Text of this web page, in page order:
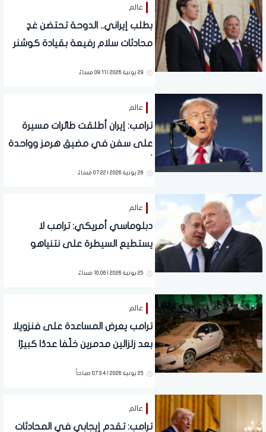
عالم
بطلب إيراني.. الدوحة تحتضن غدٍ
محادثات سلام رفيعة بقيادة كوشنر
29 يونية 2026 | 09:11 مساءً
عالم
ترامب: إيران أطلقت طائرات مسيرة
على سفن في مضيق هرمز وواحدة
26 يونية 2026 | 07:22 مساءً
عالم
دبلوماسي أمريكي: ترامب لا
يستطيع السيطرة على نتنياهو
25 يونية 2026 | 10:06 مساءً
عالم
ترامب يعرض المساعدة على فنزويلا
بعد زلزالين مدمرين خلّفا عددًا كبيرًا
25 يونية 2026 | 07:34 صباحاً
عالم
ترامب: تقدم إيجابي في المحادثات